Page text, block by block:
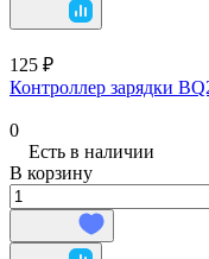
125 ₽
Контроллер зарядки
0
Есть в наличии
В корзину